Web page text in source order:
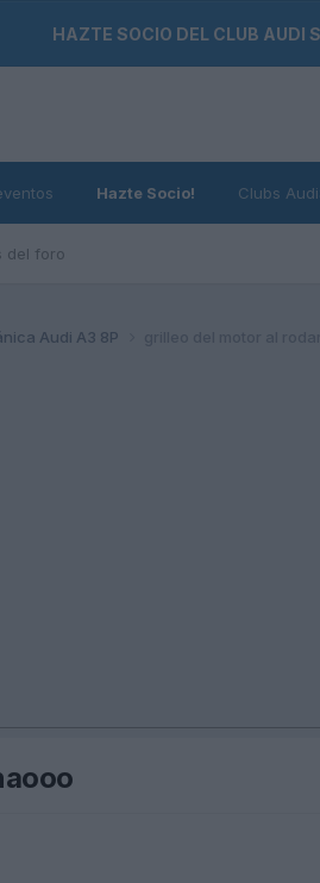
HAZTE SOCIO DEL CLUB AUDI
del foro
Hazte Socio! Clubs
Audi A3 8P